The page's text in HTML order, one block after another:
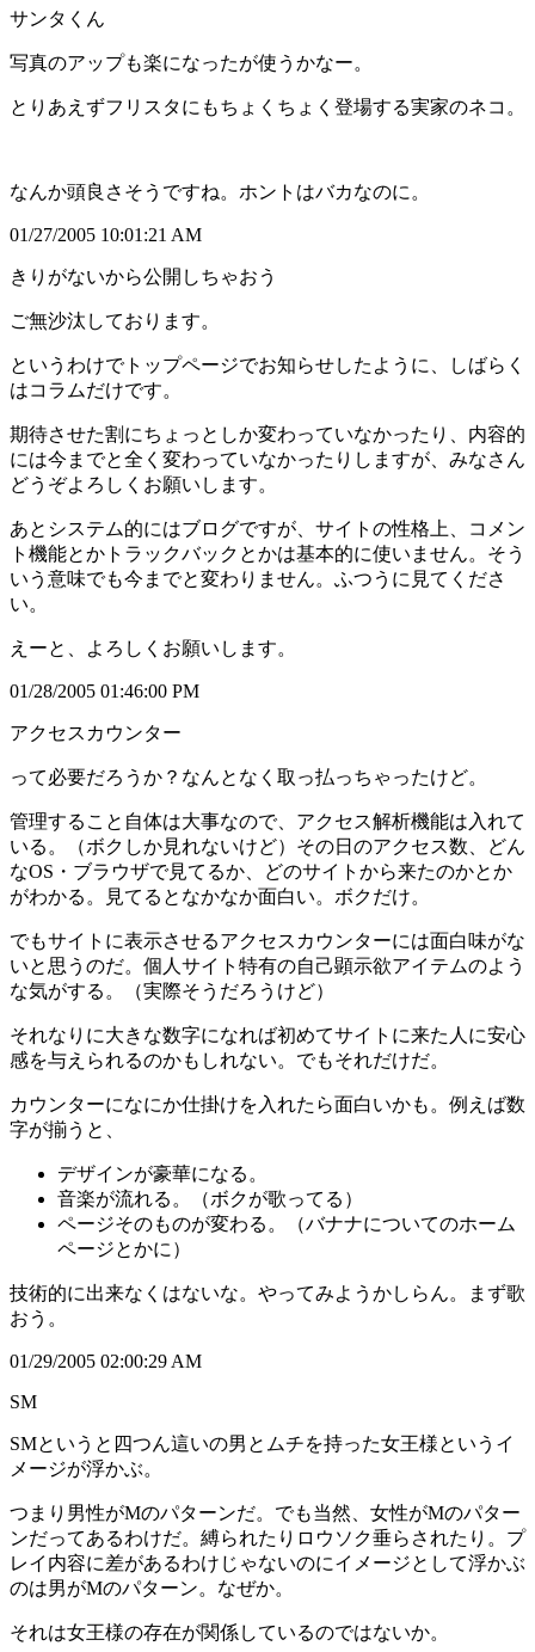
サンタくん
写真のアップも楽になったが使うかなー。
とりあえずフリスタにもちょくちょく登場する実家のネコ。
なんか頭良さそうですね。ホントはバカなのに。
01/27/2005 10:01:21 AM
きりがないから公開しちゃおう
ご無沙汰しております。
というわけでトップページでお知らせしたように、しばらく
はコラムだけです。
期待させた割にちょっとしか変わっていなかったり、内容的
には今までと全く変わっていなかったりしますが、みなさん
どうぞよろしくお願いします。
あとシステム的にはブログですが、サイトの性格上、コメン
ト機能とかトラックバックとかは基本的に使いません。そう
いう意味でも今までと変わりません。ふつうに見てくださ
い。
えーと、よろしくお願いします。
01/28/2005 01:46:00 PM
アクセスカウンター
って必要だろうか？なんとなく取っ払っちゃったけど。
管理すること自体は大事なので、アクセス解析機能は入れて
いる。（ボクしか見れないけど）その日のアクセス数、どん
なOS・ブラウザで見てるか、どのサイトから来たのかとか
がわかる。見てるとなかなか面白い。ボクだけ。
でもサイトに表示させるアクセスカウンターには面白味がな
いと思うのだ。個人サイト特有の自己顕示欲アイテムのよう
な気がする。（実際そうだろうけど）
それなりに大きな数字になれば初めてサイトに来た人に安心
感を与えられるのかもしれない。でもそれだけだ。
カウンターになにか仕掛けを入れたら面白いかも。例えば数
字が揃うと、
デザインが豪華になる。
音楽が流れる。（ボクが歌ってる）
ページそのものが変わる。（バナナについてのホーム
ページとかに）
技術的に出来なくはないな。やってみようかしらん。まず歌
おう。
01/29/2005 02:00:29 AM
SM
SMというと四つん這いの男とムチを持った女王様というイ
メージが浮かぶ。
つまり男性がMのパターンだ。でも当然、女性がMのパター
ンだってあるわけだ。縛られたりロウソク垂らされたり。プ
レイ内容に差があるわけじゃないのにイメージとして浮かぶ
のは男がMのパターン。なぜか。
それは女王様の存在が関係しているのではないか。